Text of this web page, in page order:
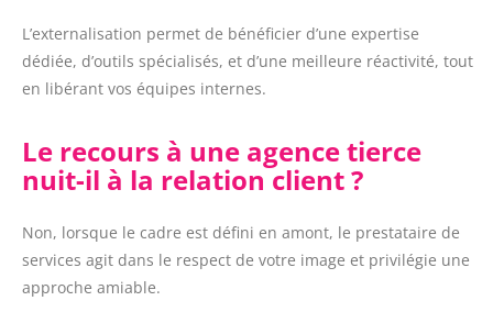
L’externalisation permet de bénéficier d’une expertise
dédiée, d’outils spécialisés, et d’une meilleure réactivité, tout
en libérant vos équipes internes.
Le recours à une agence tierce
nuit-il à la relation client ?
Non, lorsque le cadre est défini en amont, le prestataire de
services agit dans le respect de votre image et privilégie une
approche amiable.